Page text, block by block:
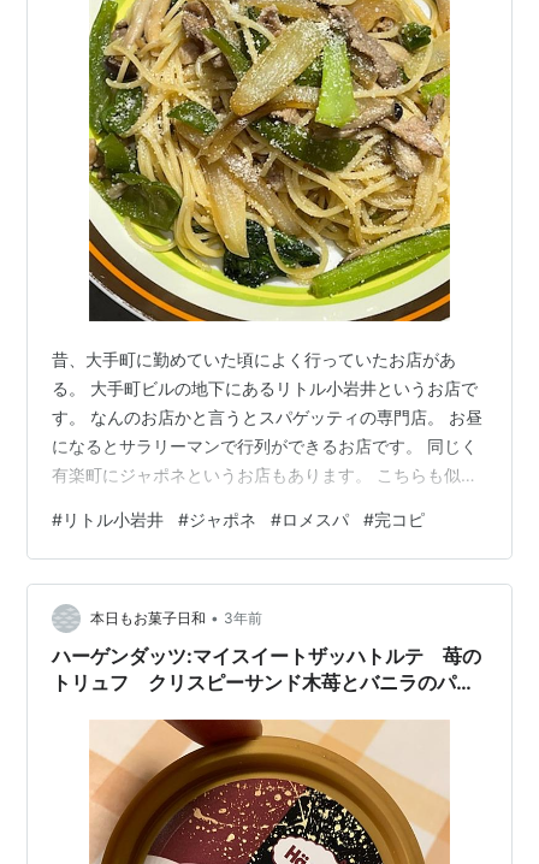
昔、大手町に勤めていた頃によく行っていたお店があ
る。 大手町ビルの地下にあるリトル小岩井というお店で
す。 なんのお店かと言うとスパゲッティの専門店。 お昼
になるとサラリーマンで行列ができるお店です。 同じく
有楽町にジャポネというお店もあります。 こちらも似た
昼過ぎてもお客さんの待つ行列が出来ているほどの人気
店です。 ふとしたことから思い出して自分で使ってみま
した。 なんちゃってにはなりますが小松菜、豚肉、玉ね
ぎなど使って作ってみました。 味付けは麺つゆとバター
という感じ。 かなり近い味でした！笑 そして忘れてはな
らないのが粉チーズ。 これをかけ…
#リトル小岩井 #ジャポネ #ロメスパ #完コピ
本日もお菓子日和 • 3年前
ハーゲンダッツ:マイスイートザッハトルテ 苺の
トリュフ クリスピーサンド木苺とバニラのパフ